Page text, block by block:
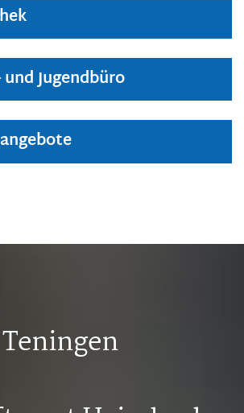
Jugendbüro